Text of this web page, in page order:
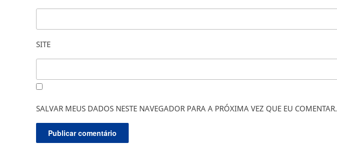
SITE
SALVAR MEUS DADOS NESTE NAVEGADOR PARA A PRÓXIMA VEZ QUE EU COMENTAR.